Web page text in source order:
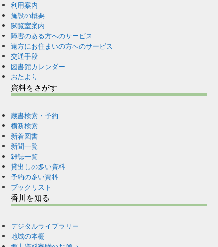
利用案内
施設の概要
閲覧室案内
障害のある方へのサービス
遠方にお住まいの方へのサービス
交通手段
図書館カレンダー
おたより
資料をさがす
蔵書検索・予約
横断検索
新着図書
新聞一覧
雑誌一覧
貸出しの多い資料
予約の多い資料
ブックリスト
香川を知る
デジタルライブラリー
地域の本棚